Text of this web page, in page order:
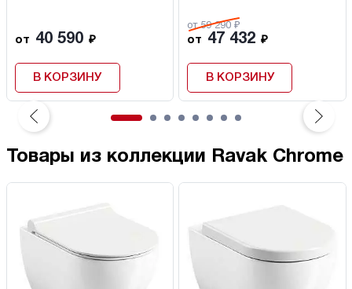
от 40 590 ₽
В КОРЗИНУ
от 59 290 ₽
от 47 432 ₽
В КОРЗИНУ
Товары из коллекции Ravak Chrome